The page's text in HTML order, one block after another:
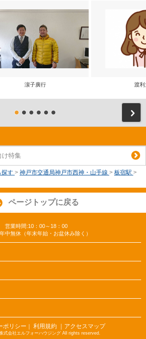
濵子廣行 渡利
け特集
探す > 神戸市交通局神戸市西神・山手線 > 板宿駅 >
ページトップに戻る
営業時間:10：00～18：00
中無休（年末年始・お盆休み除く）
ポリシー 利用規約 ｜アクセスマップ
式会社エルフォーハウジング All rights reserved.